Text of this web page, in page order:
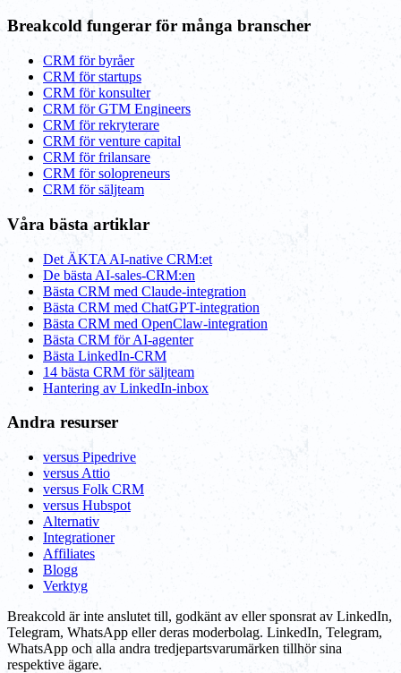
Breakcold fungerar för många branscher
CRM för byråer
CRM för startups
CRM för konsulter
CRM för GTM Engineers
CRM för rekryterare
CRM för venture capital
CRM för frilansare
CRM för solopreneurs
CRM för säljteam
Våra bästa artiklar
Det ÄKTA AI-native CRM:et
De bästa AI-sales-CRM:en
Bästa CRM med Claude-integration
Bästa CRM med ChatGPT-integration
Bästa CRM med OpenClaw-integration
Bästa CRM för AI-agenter
Bästa LinkedIn-CRM
14 bästa CRM för säljteam
Hantering av LinkedIn-inbox
Andra resurser
versus Pipedrive
versus Attio
versus Folk CRM
versus Hubspot
Alternativ
Integrationer
Affiliates
Blogg
Verktyg
Breakcold är inte anslutet till, godkänt av eller sponsrat av LinkedIn,
Telegram, WhatsApp eller deras moderbolag. LinkedIn, Telegram,
WhatsApp och alla andra tredjepartsvarumärken tillhör sina
respektive ägare.